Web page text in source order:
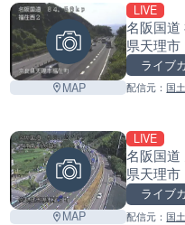
MAP
LIVE
名阪国道
県天理市
ライブ
配信元： 国
MAP
LIVE
名阪国道
県天理市
ライブ
配信元： 国